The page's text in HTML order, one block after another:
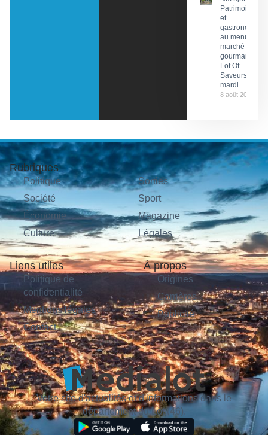
Patrimoine
et
gastronomie
au menu du
marché
gourmand
Lot Of
Saveurs ce
mardi
8 août 2026
Rubriques
Politique
Société
Économie
Culture
Sorties
Sport
Magazine
Légales
Liens utiles
Politique de
confidentialité
Mentions légales
Contact
À propos
Origines
Carrières
Publicité
Votre site d'actualités et d'informations dans le
département du Lot (46).